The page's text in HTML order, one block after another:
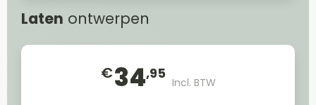
Laten ontwerpen
€34,95
Incl. BTW